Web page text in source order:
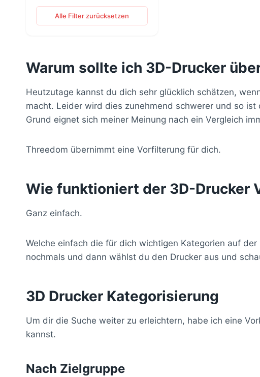
Alle Filter zurücksetzen
Warum sollte ich 3D-Drucker
Heutzutage kannst du dich sehr glücklich schätzen,
macht. Leider wird dies zunehmend schwerer und so
Grund eignet sich meiner Meinung nach ein Vergleich
Threedom übernimmt eine Vorfilterung für dich.
Wie funktioniert der 3D-Drucker
Ganz einfach.
Welche einfach die für dich wichtigen Kategorien auf
nochmals und dann wählst du den Drucker aus und
3D Drucker Kategorisierung
Um dir die Suche weiter zu erleichtern, habe ich eine
kannst.
Nach Zielgruppe